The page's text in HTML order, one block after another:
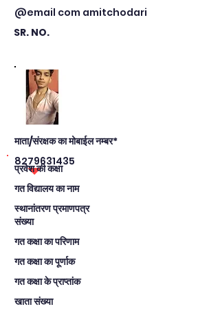
@email com amitchodari
SR. NO.
माता/संरक्षक का मोबाईल नम्बर*
8279631435
प्रवेश की कक्षा
गत विद्यालय का नाम
स्थानांतरण प्रमाणपत्र
संख्या
गत कक्षा का परिणाम
गत कक्षा का पूर्णाक
गत कक्षा के प्राप्तांक
खाता संख्या